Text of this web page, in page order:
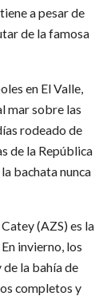
a pesar de
de la famosa
en El Valle,
mar sobre las
rodeado de
de la República
bachata nunca
(AZS) es la
invierno, los
la bahía de
completos y